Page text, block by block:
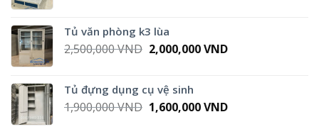
2,500,000 VND.
Tủ văn phòng k3 lùa
2,500,000VND Original
2,500,000 VND.
2,000,000VNDCurrent
Tủ đựng dụng cụ vệ sinh
1,900,000VND Original
1,600,000VNDCurrent